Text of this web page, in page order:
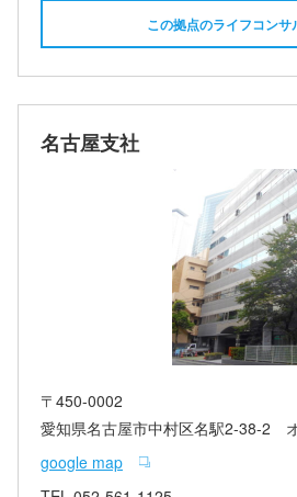
この拠点のライフコンサ
名古屋支社
〒450-0002
愛知県名古屋市中村区名駅2-38-2
google map